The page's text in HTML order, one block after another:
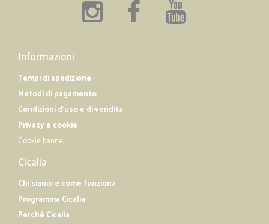
Informazioni
Tempi di spedizione
Metodi di pagamento
Condizioni d'uso e di vendita
Privacy e cookie
Cookie banner
Cicalia
Chi siamo e come funziona
Programma Cicalia
Perché Cicalia